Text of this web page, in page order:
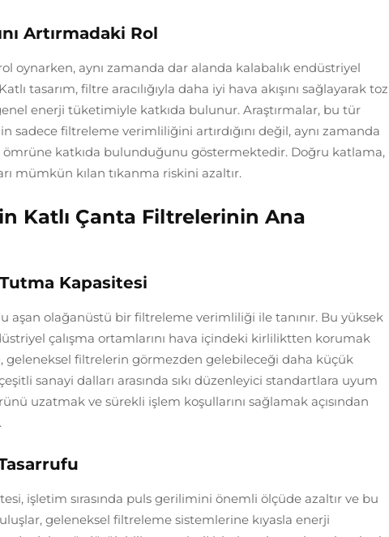
Artırmadaki Rol
oynarken, aynı zamanda dar alanda kalabalık endüstriyel
tasarım, filtre aracılığıyla daha iyi hava akışını sağlayarak toz
enerji tüketimiyle katkıda bulunur. Araştırmalar, bu tür
sadece filtreleme verimliliğini artırdığını değil, aynı zamanda
ömrüne katkıda bulunduğunu göstermektedir. Doğru katlama,
mümkün kılan tıkanma riskini azaltır.
Katlı Çanta Filtrelerinin Ana
Kapasitesi
aşan olağanüstü bir filtreleme verimliliği ile tanınır. Bu yüksek
çalışma ortamlarını hava içindeki kirliliktten korumak
geleneksel filtrelerin görmezden gelebileceği daha küçük
sanayi dalları arasında sıkı düzenleyici standartlara uyum
uzatmak ve sürekli işlem koşullarını sağlamak açısından
işletim sırasında puls gerilimini önemli ölçüde azaltır ve bu
geleneksel filtreleme sistemlerine kıyasla enerji